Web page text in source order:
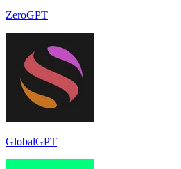
ZeroGPT
GlobalGPT